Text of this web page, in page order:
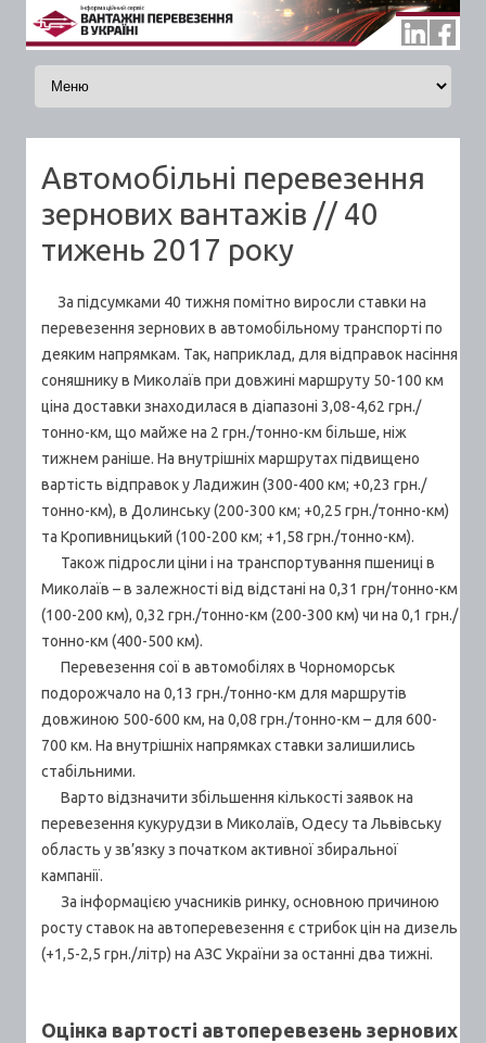
Skip to content
Автомобільні перевезення
зернових вантажів // 40
тижень 2017 року
За підсумками 40 тижня помітно виросли ставки на
перевезення зернових в автомобільному транспорті по
деяким напрямкам. Так, наприклад, для відправок насіння
соняшнику в Миколаїв при довжині маршруту 50-100 км
ціна доставки знаходилася в діапазоні 3,08-4,62 грн./
тонно-км, що майже на 2 грн./тонно-км більше, ніж
тижнем раніше. На внутрішніх маршрутах підвищено
вартість відправок у Ладижин (300-400 км; +0,23 грн./
тонно-км), в Долинську (200-300 км; +0,25 грн./тонно-км)
та Кропивницький (100-200 км; +1,58 грн./тонно-км).
Також підросли ціни і на транспортування пшениці в
Миколаїв – в залежності від відстані на 0,31 грн/тонно-км
(100-200 км), 0,32 грн./тонно-км (200-300 км) чи на 0,1 грн./
тонно-км (400-500 км).
Перевезення сої в автомобілях в Чорноморськ
подорожчало на 0,13 грн./тонно-км для маршрутів
довжиною 500-600 км, на 0,08 грн./тонно-км – для 600-
700 км. На внутрішніх напрямках ставки залишились
стабільними.
Варто відзначити збільшення кількості заявок на
перевезення кукурудзи в Миколаїв, Одесу та Львівську
область у зв’язку з початком активної збиральної
кампанії.
За інформацією учасників ринку, основною причиною
росту ставок на автоперевезення є стрибок цін на дизель
(+1,5-2,5 грн./літр) на АЗС України за останні два тижні.
Оцінка вартості автоперевезень зернових